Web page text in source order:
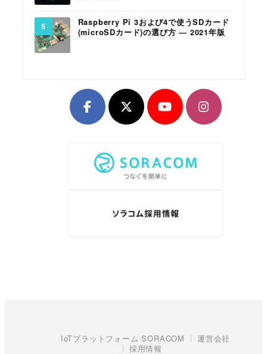
Raspberry Pi 3および4で使うSDカード
(microSDカード)の選び方 ― 2021年版
IoTプラットフォーム SORACOM
運営会社
採用情報